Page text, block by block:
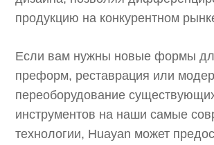
продукцию на конкурентном
Если вам нужны новые формы
преформ, реставрация или
переоборудование
инструментов на наши самые
технологии, Huayan может